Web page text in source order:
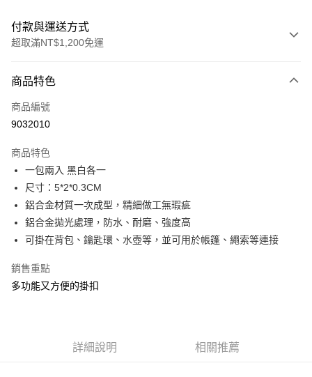
付款與運送方式
超取滿NT$1,200免運
信用卡一次付款
信用卡分期付款
合作金庫商業銀行
華南商業銀行
上海商業儲蓄銀行
國泰世華商業銀行
兆豐國際商業銀行
臺灣中小企業銀行
台中商業銀行
匯豐（台灣）商業銀行
華泰商業銀行
聯邦商業銀行
遠東國際商業銀行
元大商業銀行
台新國際商業銀行
超商取貨付款
Apple Pay
街口支付
悠遊付
大哥付你分期
相關說明
【關於「AFTEE先享後付」】
AFTEE先享後付是「在收到商品之後才付款」的支付方式。 讓您購物簡單
商品特色
商品編號
9032010
商品特色
一包兩入 黑白各一
尺寸：5*2*0.3CM
鋁合金材質一次成型，精細做工無瑕疵
鋁合金拋光處理，防水、耐磨、強度高
可掛在背包、鑰匙環、水壺等，並可用於帳篷、繩索等連接
銷售重點
多功能又方便的掛扣
詳細說明 相關推薦